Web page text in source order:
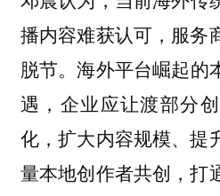
播内容难获认可，服务
脱节。海外平台崛起的
遇 ，企业应让渡部分
化，扩大内容规模、提
量本地创作者共创，打